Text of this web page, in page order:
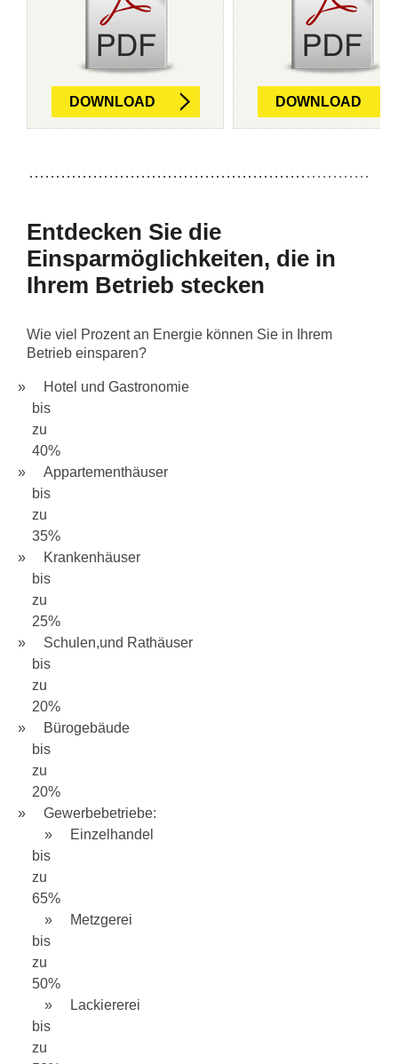
DOWNLOAD DOWNLOAD
Entdecken Sie die
Einsparmöglichkeiten, die in
Ihrem Betrieb stecken
Wie viel Prozent an Energie können Sie in Ihrem
Betrieb einsparen?
Hotel und Gastronomie
bis
zu
40%
Appartementhäuser
bis
zu
35%
Krankenhäuser
bis
zu
25%
Schulen,und Rathäuser
bis
zu
20%
Bürogebäude
bis
zu
20%
Gewerbebetriebe:
Einzelhandel
bis
zu
65%
Metzgerei
bis
zu
50%
Lackiererei
bis
zu